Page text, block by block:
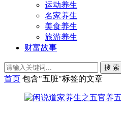
运动养生
名家养生
美食养生
旅游养生
财富故事
搜 索
首页 包含"五脏"标签的文章